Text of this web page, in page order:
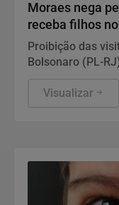
Moraes nega
receba filhos
Proibição das
Bolsonaro (PL-
uma carta
Visualizar